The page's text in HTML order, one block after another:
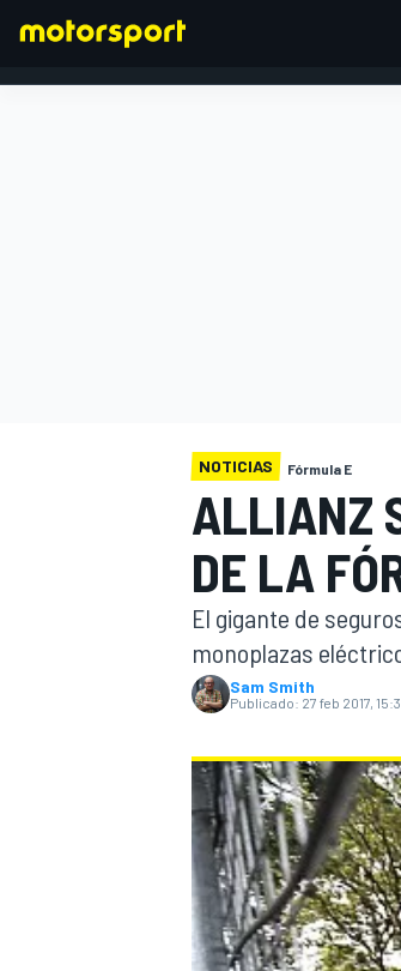
WEC
NOTICIAS Fórmula E
ALLIANZ
DE LA
El gigante de
monoplazas
Sam Smith
Publicado: 27 feb 2017,